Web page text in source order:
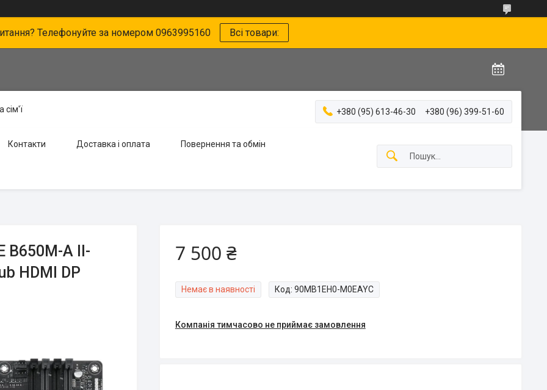
Телефонуйте за номером 0963995160 Всі товари:
сім'ї +380 (95) 613-46-30 +380 (96) 399-51-60
Контакти Доставка і оплата Повернення та обмін
B650M-A II-
HDMI DP
7 500 ₴
Немає в наявності Код: 90MB1EH0-M0EAYC
Компанія тимчасово не приймає замовлення